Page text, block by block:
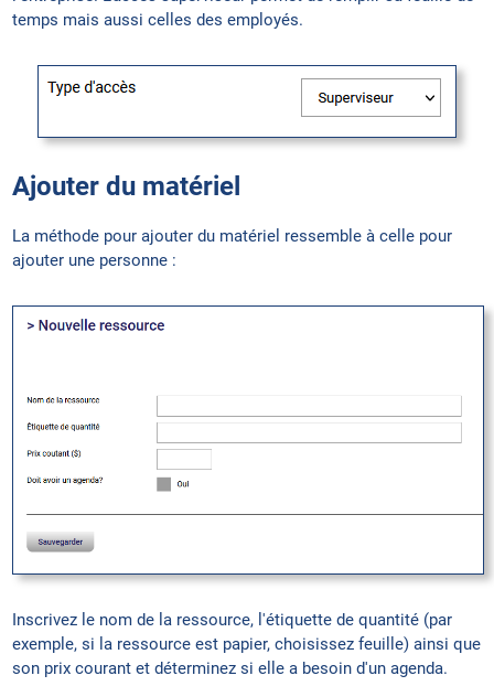
temps mais aussi celles des employés.
Ajouter du matériel
La méthode pour ajouter du matériel ressemble à celle pour
ajouter une personne :
Inscrivez le nom de la ressource, l'étiquette de quantité (par
exemple, si la ressource est papier, choisissez feuille) ainsi que
son prix courant et déterminez si elle a besoin d'un agenda.